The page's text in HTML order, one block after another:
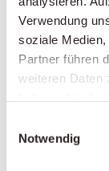
Verwendung
soziale
Partner führen
weiteren Daten
Notwendig
anerkannt
respektiert
Sie pflegen